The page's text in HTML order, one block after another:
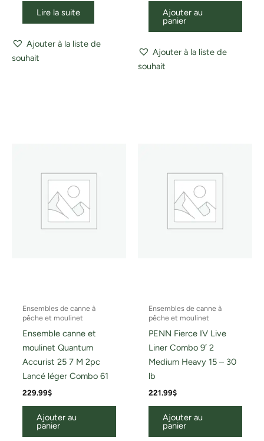
Lire la suite
Ajouter à la liste de
souhait
Ajouter au
panier
Ajouter à la liste de
souhait
Ensembles de canne à
pêche et moulinet
Ensemble canne et
moulinet Quantum
Accurist 25 7 M 2pc
Lancé léger Combo 61
229.99$
Ajouter au
panier
Ensembles de canne à
pêche et moulinet
PENN Fierce IV Live
Liner Combo 9′ 2
Medium Heavy 15 – 30
lb
221.99$
Ajouter au
panier